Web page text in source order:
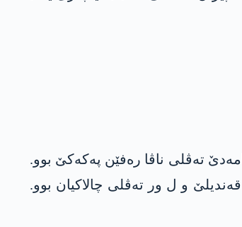
دە ل ناڤچەیا پیران یا ئامەدێ ژ دایک بووبوو، د تەمەنێ 17 سالیێ دە ئانکو ل سالا 1992 دە ل ئامەدێ تەڤلی ناڤا رەفێن پەکەکێ بوو.
و ئەرزرۆمێ چالاکی ل دار خستنە، د سالا 1999 دە چوو ھەرێما قەندیلێ و ل ور تەڤلی چالاکیان بوو.